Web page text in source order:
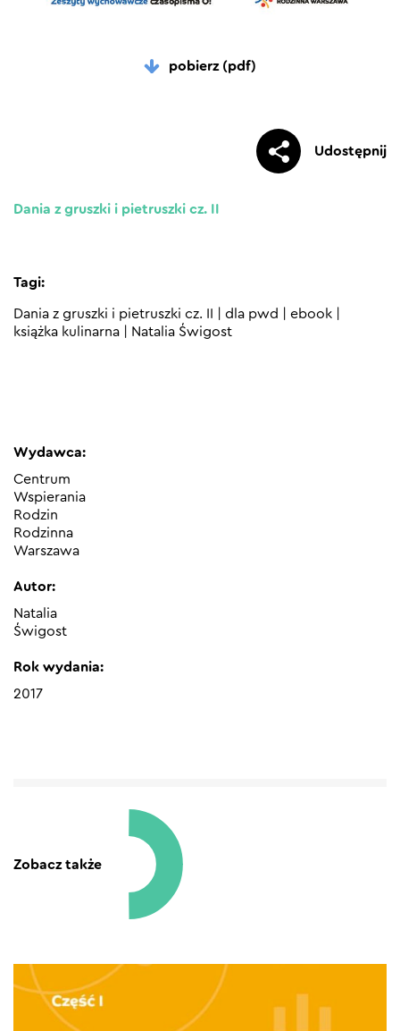
pobierz (pdf)
Udostępnij
Dania z gruszki i pietruszki cz. II
Tagi:
Dania z gruszki i pietruszki cz. II dla pwd ebook
książka kulinarna
Natalia Świgost
Wydawca:
Centrum
Wspierania
Rodzin
Rodzinna
Warszawa
Autor:
Natalia
Świgost
Rok wydania:
2017
Zobacz także